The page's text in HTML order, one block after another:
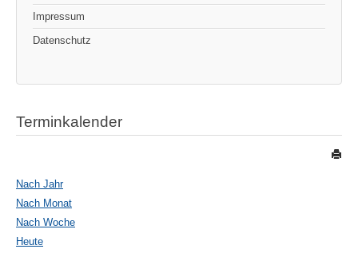
Impressum
Datenschutz
Terminkalender
Nach Jahr
Nach Monat
Nach Woche
Heute